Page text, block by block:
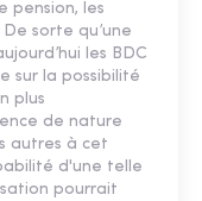
pension, les
sorte qu’une
les BDC
sur la possibilité
plus
de nature
autres à cet
d'une telle
pourrait